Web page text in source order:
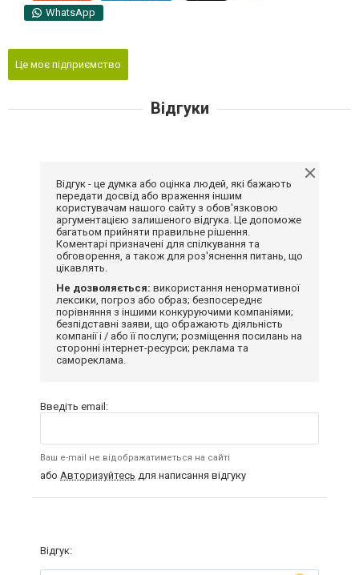
WhatsApp
Це моє підприємство
Відгуки
Відгук - це думка або оцінка людей, які бажають
передати досвід або враження іншим
користувачам нашого сайту з обов'язковою
аргументацією залишеного відгука. Це допоможе
багатьом прийняти правильне рішення.
Коментарі призначені для спілкування та
обговорення, а також для роз'яснення питань, що
цікавлять.
Не дозволяється: використання ненормативної
лексики, погроз або образ; безпосереднє
порівняння з іншими конкуруючими компаніями;
безпідставні заяви, що ображають діяльність
компанії і / або її послуги; розміщення посилань на
сторонні інтернет-ресурси; реклама та
самореклама.
Введіть email:
Ваш e-mail не відображатиметься на сайті
або Авторизуйтесь для написання відгуку
Відгук: